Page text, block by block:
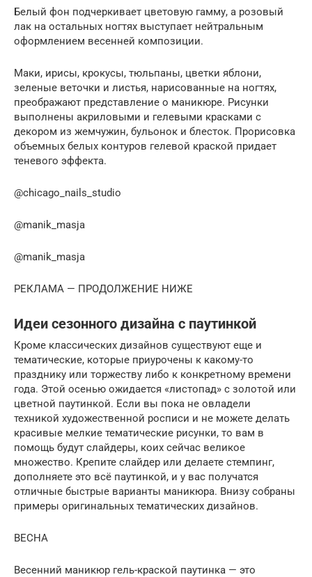
Белый фон подчеркивает цветовую гамму, а розовый
лак на остальных ногтях выступает нейтральным
оформлением весенней композиции.
Маки, ирисы, крокусы, тюльпаны, цветки яблони,
зеленые веточки и листья, нарисованные на ногтях,
преображают представление о маникюре. Рисунки
выполнены акриловыми и гелевыми красками с
декором из жемчужин, бульонок и блесток. Прорисовка
объемных белых контуров гелевой краской придает
теневого эффекта.
@chicago_nails_studio
@manik_masja
@manik_masja
РЕКЛАМА — ПРОДОЛЖЕНИЕ НИЖЕ
Идеи сезонного дизайна с паутинкой
Кроме классических дизайнов существуют еще и
тематические, которые приурочены к какому-то
празднику или торжеству либо к конкретному времени
года. Этой осенью ожидается «листопад» с золотой или
цветной паутинкой. Если вы пока не овладели
техникой художественной росписи и не можете делать
красивые мелкие тематические рисунки, то вам в
помощь будут слайдеры, коих сейчас великое
множество. Крепите слайдер или делаете стемпинг,
дополняете это всё паутинкой, и у вас получатся
отличные быстрые варианты маникюра. Внизу собраны
примеры оригинальных тематических дизайнов.
ВЕСНА
Весенний маникюр гель-краской паутинка — это